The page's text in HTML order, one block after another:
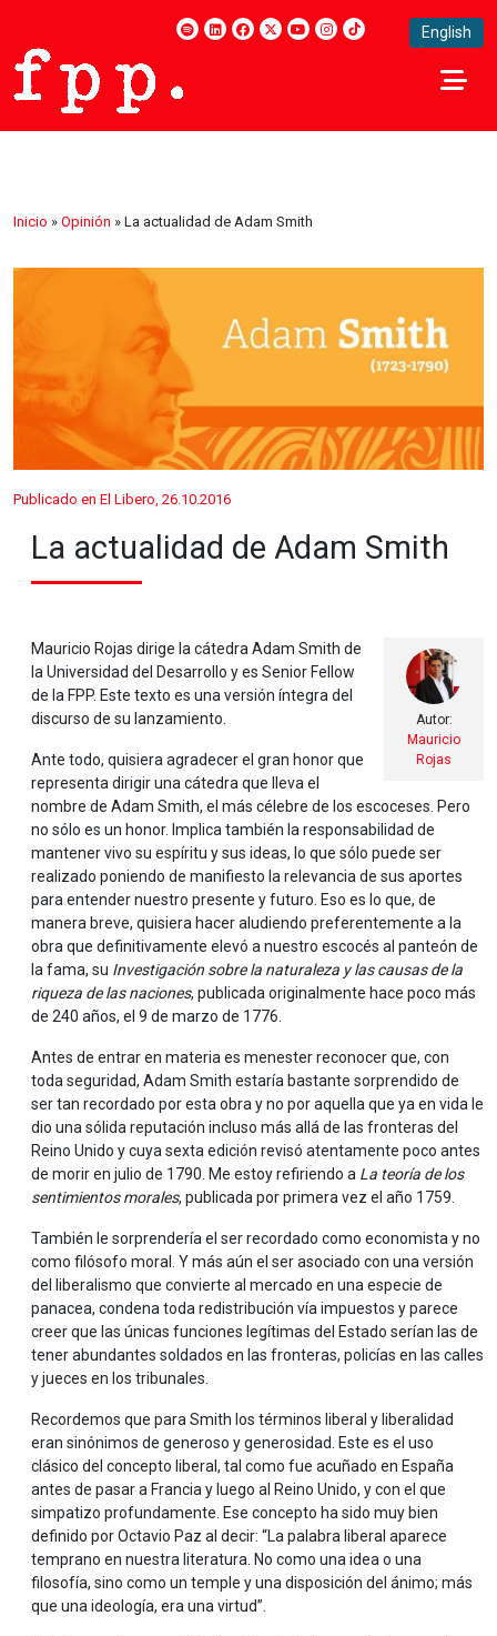
English
Inicio » Opinión » La actualidad de Adam Smith
Publicado en El Libero, 26.10.2016
La actualidad de Adam Smith
Autor:
Mauricio
Rojas
Mauricio Rojas dirige la cátedra Adam Smith de
la Universidad del Desarrollo y es Senior Fellow
de la FPP. Este texto es una versión íntegra del
discurso de su lanzamiento.
Ante todo, quisiera agradecer el gran honor que
representa dirigir una cátedra que lleva el
nombre de Adam Smith, el más célebre de los escoceses. Pero
no sólo es un honor. Implica también la responsabilidad de
mantener vivo su espíritu y sus ideas, lo que sólo puede ser
realizado poniendo de manifiesto la relevancia de sus aportes
para entender nuestro presente y futuro. Eso es lo que, de
manera breve, quisiera hacer aludiendo preferentemente a la
obra que definitivamente elevó a nuestro escocés al panteón de
la fama, su Investigación sobre la naturaleza y las causas de la
riqueza de las naciones, publicada originalmente hace poco más
de 240 años, el 9 de marzo de 1776.
Antes de entrar en materia es menester reconocer que, con
toda seguridad, Adam Smith estaría bastante sorprendido de
ser tan recordado por esta obra y no por aquella que ya en vida le
dio una sólida reputación incluso más allá de las fronteras del
Reino Unido y cuya sexta edición revisó atentamente poco antes
de morir en julio de 1790. Me estoy refiriendo a La teoría de los
sentimientos morales, publicada por primera vez el año 1759.
También le sorprendería el ser recordado como economista y no
como filósofo moral. Y más aún el ser asociado con una versión
del liberalismo que convierte al mercado en una especie de
panacea, condena toda redistribución vía impuestos y parece
creer que las únicas funciones legítimas del Estado serían las de
tener abundantes soldados en las fronteras, policías en las calles
y jueces en los tribunales.
Recordemos que para Smith los términos liberal y liberalidad
eran sinónimos de generoso y generosidad. Este es el uso
clásico del concepto liberal, tal como fue acuñado en España
antes de pasar a Francia y luego al Reino Unido, y con el que
simpatizo profundamente. Ese concepto ha sido muy bien
definido por Octavio Paz al decir: “La palabra liberal aparece
temprano en nuestra literatura. No como una idea o una
filosofía, sino como un temple y una disposición del ánimo; más
que una ideología, era una virtud”.